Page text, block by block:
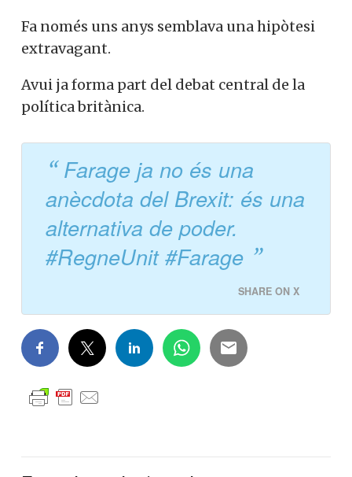
Fa només uns anys semblava una hipòtesi
extravagant.
Avui ja forma part del debat central de la
política britànica.
Farage ja no és una
anècdota del Brexit: és una
alternativa de poder.
#RegneUnit #Farage
SHARE ON X